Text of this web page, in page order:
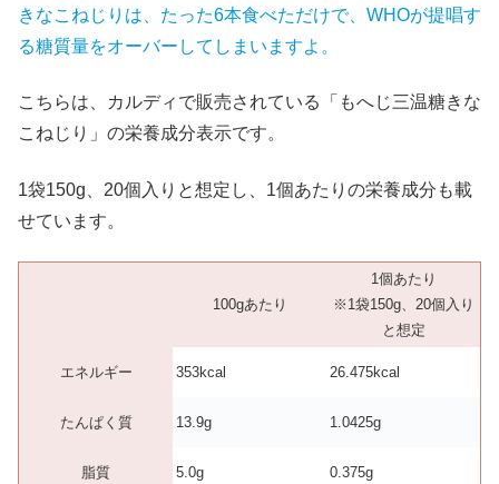
きなこねじりは、たった6本食べただけで、 WHOが提唱す
る糖質量をオーバーしてしまいますよ。
こちらは、カルディで販売されている「もへじ三温糖きな
こねじり」の栄養成分表示です。
1袋150g、20個入りと想定し、1個あたりの栄養成分も載
せています。
100gあたり
1個あたり
※1袋150g、20個入り
と想定
エネルギー 353kcal 26.475kcal
たんぱく質 13.9g 1.0425g
脂質 5.0g 0.375g